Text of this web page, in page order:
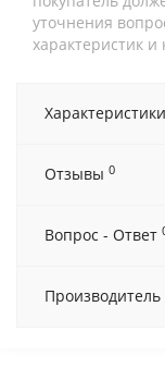
уточнения
характеристик
Характеристики
Отзывы 0
Вопрос - Ответ
Производитель